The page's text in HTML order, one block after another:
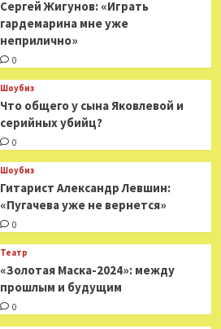
Сергей Жигунов: «Играть
гардемарина мне уже
неприлично»
0
Шоубиз
Что общего у сына Яковлевой и
серийных убийц?
0
Шоубиз
Гитарист Александр Левшин:
«Пугачева уже не вернется»
0
Театр
«Золотая Маска-2024»: между
прошлым и будущим
0